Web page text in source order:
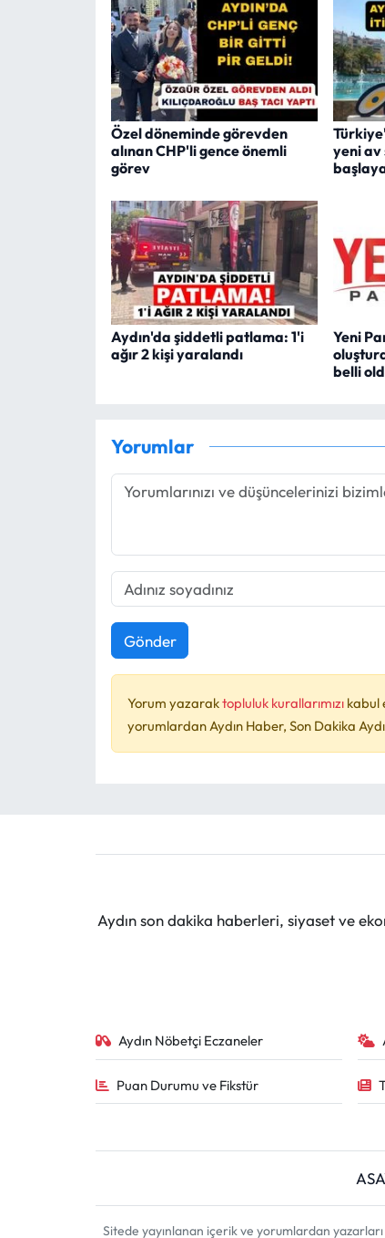
Özel döneminde görevden
alınan CHP'li gence önemli
görev
yeni av
Aydın'da şiddetli patlama: 1'i
ağır 2 kişi yaralandı
Yeni
belli
Yorumlar
Gönder
Yorum yazaraktopluluk kurallarımızı kabul
yorumlardan Aydın Haber, Son Dakika
Aydın son dakika haberleri, siyaset ve
Aydın Nöbetçi Eczaneler
Puan Durumu ve Fikstür
Sitede yayınlanan içerik ve yorumlardan